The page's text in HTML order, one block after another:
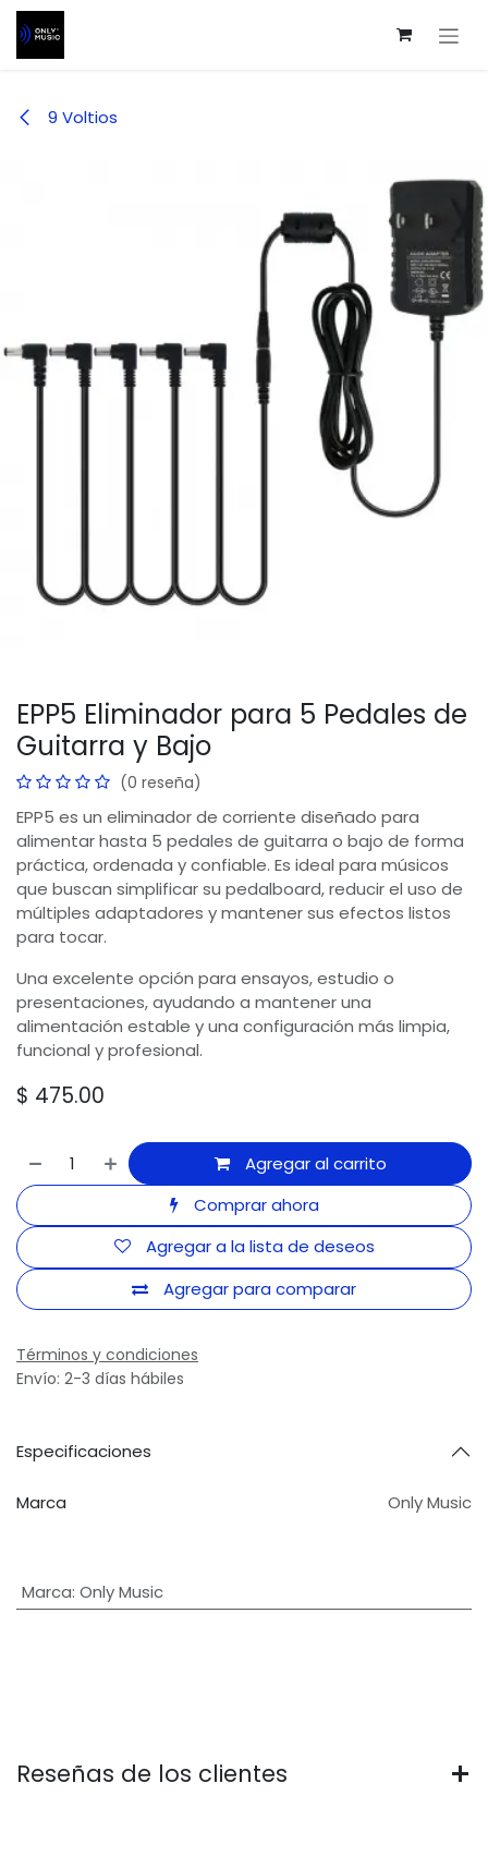
Ir al contenido
9 Voltios
EPP5 Eliminador para 5 Pedales de
Guitarra y Bajo
(0 reseña)
EPP5 es un eliminador de corriente diseñado para
alimentar hasta 5 pedales de guitarra o bajo de forma
práctica, ordenada y confiable. Es ideal para músicos
que buscan simplificar su pedalboard, reducir el uso de
múltiples adaptadores y mantener sus efectos listos
para tocar.
Una excelente opción para ensayos, estudio o
presentaciones, ayudando a mantener una
alimentación estable y una configuración más limpia,
funcional y profesional.
$ 475.00
Agregar al carrito
Comprar ahora
Agregar para comparar
Agregar a la lista de deseos
Términos y condiciones
Envío: 2-3 días hábiles
Especificaciones
Marca Only Music
Marca: Only Music
Reseñas de los clientes